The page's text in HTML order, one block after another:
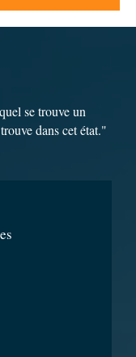
se trouve un
dans cet état."